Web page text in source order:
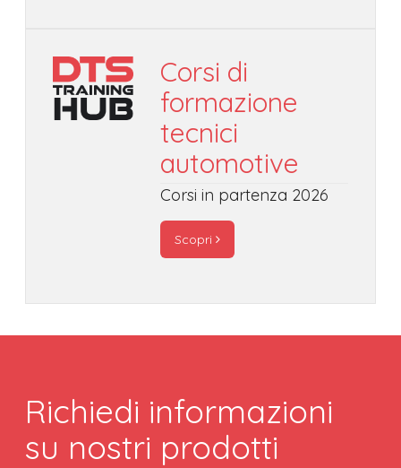
Corsi di
formazione
tecnici
automotive
Corsi in partenza 2026
Scopri
Richiedi informazioni
su nostri prodotti